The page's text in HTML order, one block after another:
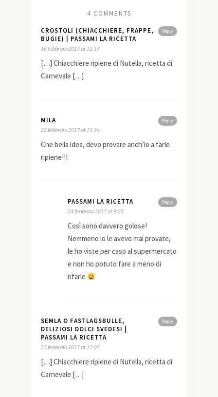
4 COMMENTS
Reply
CROSTOLI (CHIACCHIERE, FRAPPE,
BUGIE) | PASSAMI LA RICETTA
16 febbraio 2017 at 12:17
[…] Chiacchiere ripiene di Nutella, ricetta di
Carnevale […]
Reply
MILA
22 febbraio 2017 at 11:34
Che bella idea, devo provare anch’io a farle
ripiene!!!
Reply
PASSAMI LA RICETTA
23 febbraio 2017 at 9:25
Così sono davvero golose!
Nemmeno io le avevo mai provate,
le ho viste per caso al supermercato
e non ho potuto fare a meno di
rifarle
Reply
SEMLA O FASTLAGSBULLE,
DELIZIOSI DOLCI SVEDESI |
PASSAMI LA RICETTA
23 febbraio 2017 at 12:05
[…] Chiacchiere ripiene di Nutella, ricetta di
Carnevale […]